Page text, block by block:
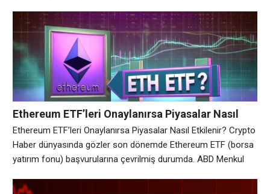
haftalarda ticaret tarifelerine dair oluşan küresel belirsizliklerin
ardından yatırımcıların yeniden piyasaya yönelmesi, XRP’nin
fiyatına olumlu yansıdı. Uzman kripto analisti ve popüler
Youtuber Austin Hilton, XRP’nin 2025
Ethereum ETF’leri Onaylanırsa Piyasalar Nasıl
Etkilenir?
Ethereum ETF’leri Onaylanırsa Piyasalar Nasıl Etkilenir? Crypto
Haber dünyasında gözler son dönemde Ethereum ETF (borsa
yatırım fonu) başvurularına çevrilmiş durumda. ABD Menkul
ETF’lerinin onaylanmasının ardından gözler şimdi Ethereum’a